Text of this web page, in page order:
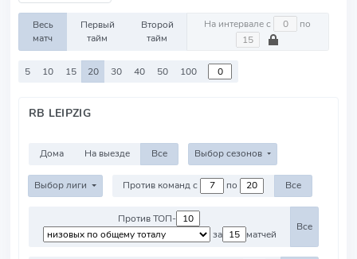
Весь
матч
Первый
тайм
Второй
тайм
На интервале с по
5 10 15 20 30 40 50 100
RB LEIPZIG
Дома На выезде Все Выбор сезонов
Выбор лиги Против команд с по Все
Против ТОП-
за
матчей
Все